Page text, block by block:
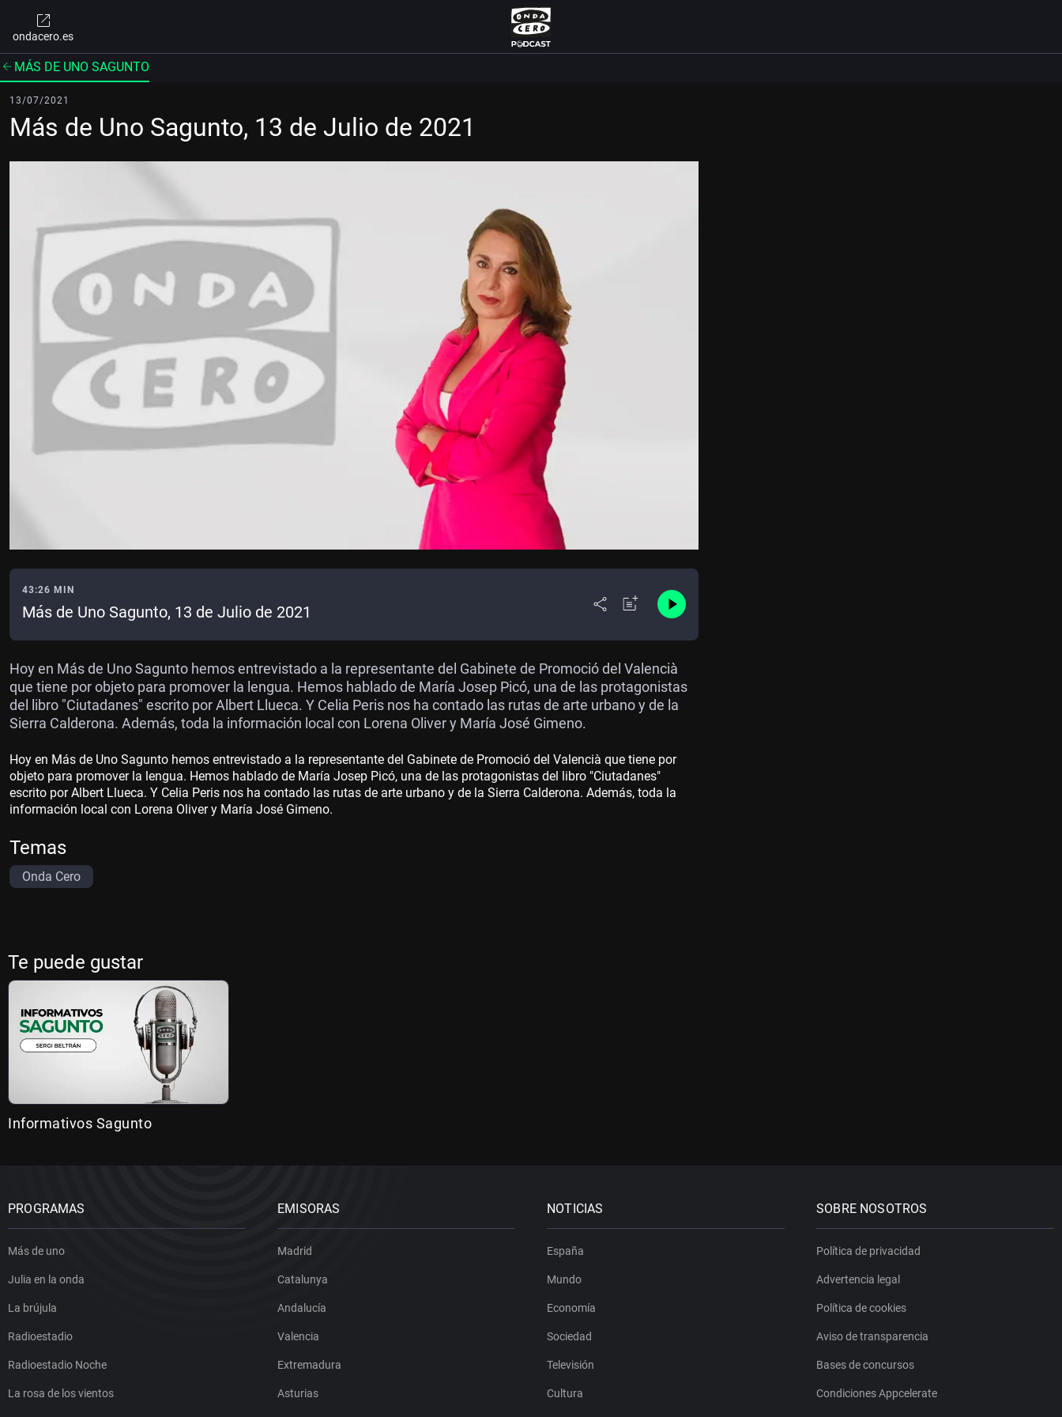
ondacero.es
MÁS DE UNO SAGUNTO
13/07/2021
Más de Uno Sagunto, 13 de Julio de 2021
43:26 MIN
Más de Uno Sagunto, 13 de Julio de 2021
Hoy en Más de Uno Sagunto hemos entrevistado a la representante del Gabinete de Promoció del Valencià
que tiene por objeto para promover la lengua. Hemos hablado de María Josep Picó, una de las protagonistas
del libro "Ciutadanes" escrito por Albert Llueca. Y Celia Peris nos ha contado las rutas de arte urbano y de la
Sierra Calderona. Además, toda la información local con Lorena Oliver y María José Gimeno.
Hoy en Más de Uno Sagunto hemos entrevistado a la representante del Gabinete de Promoció del Valencià que tiene por
objeto para promover la lengua. Hemos hablado de María Josep Picó, una de las protagonistas del libro "Ciutadanes"
escrito por Albert Llueca. Y Celia Peris nos ha contado las rutas de arte urbano y de la Sierra Calderona. Además, toda la
información local con Lorena Oliver y María José Gimeno.
Temas
Onda Cero
Te puede gustar
Informativos Sagunto
PROGRAMAS
Más de uno
Julia en la onda
La brújula
Radioestadio
Radioestadio Noche
La rosa de los vientos
EMISORAS
Madrid
Catalunya
Andalucía
Valencia
Extremadura
Asturias
NOTICIAS
España
Mundo
Economía
Sociedad
Televisión
Cultura
SOBRE NOSOTROS
Política de privacidad
Advertencia legal
Política de cookies
Aviso de transparencia
Bases de concursos
Condiciones Appcelerate